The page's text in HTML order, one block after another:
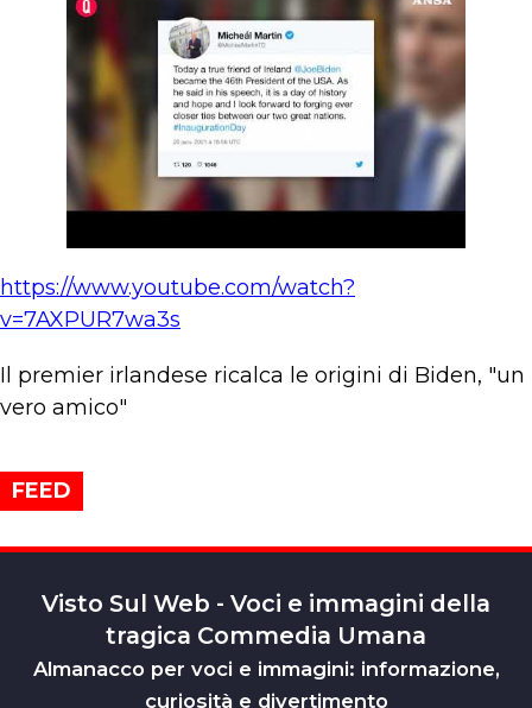
https://www.youtube.com/watch?
v=7AXPUR7wa3s
Il premier irlandese ricalca le origini di Biden, "un
vero amico"
FEED
Visto Sul Web - Voci e immagini della
tragica Commedia Umana
Almanacco per voci e immagini: informazione,
curiosità e divertimento